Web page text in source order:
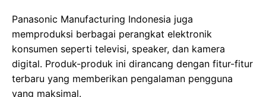
Panasonic Manufacturing Indonesia juga
memproduksi berbagai perangkat elektronik
konsumen seperti televisi, speaker, dan kamera
digital. Produk-produk ini dirancang dengan fitur-fitur
terbaru yang memberikan pengalaman pengguna
yang maksimal.